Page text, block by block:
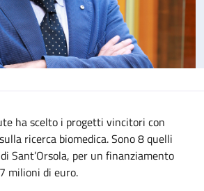
ha scelto i progetti vincitori con
ricerca biomedica. Sono 8 quelli
Sant’Orsola, per un finanziamento
milioni di euro.